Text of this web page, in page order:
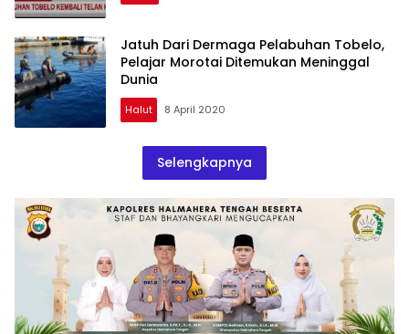
Jatuh Dari Dermaga Pelabuhan Tobelo,
Pelajar Morotai Ditemukan Meninggal
Dunia
Halut 8 April 2020
Selengkapnya